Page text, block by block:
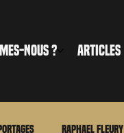
NOUS ? ARTICLES
Raphael Fleury